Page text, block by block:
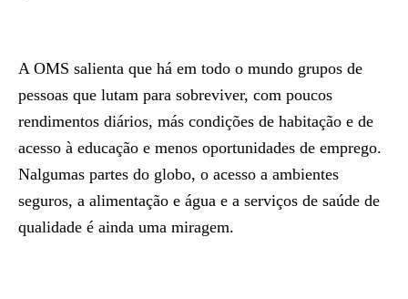
A OMS salienta que há em todo o mundo grupos de
pessoas que lutam para sobreviver, com poucos
rendimentos diários, más condições de habitação e de
acesso à educação e menos oportunidades de emprego.
Nalgumas partes do globo, o acesso a ambientes
seguros, a alimentação e água e a serviços de saúde de
qualidade é ainda uma miragem.